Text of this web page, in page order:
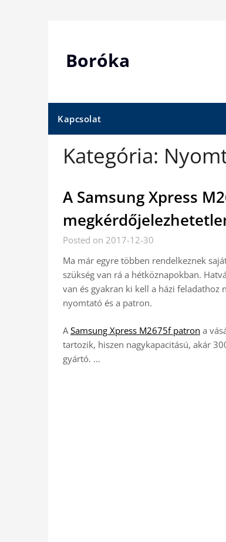
Boróka
Kapcsolat
Kategória:
A Samsung Xpress
Posted on 2017-12-30
Ma már egyre többen rendelkeznek
szükség van rá a hétköznapokban.
van és gyakran ki kell a házi
nyomtató és a patron.
A Samsung Xpress M2675f patron a
tartozik, hiszen nagykapacitású, akár
gyártó. …